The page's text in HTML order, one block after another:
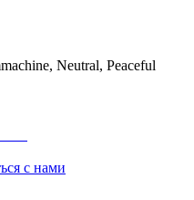
Neutral, Peaceful
с нами